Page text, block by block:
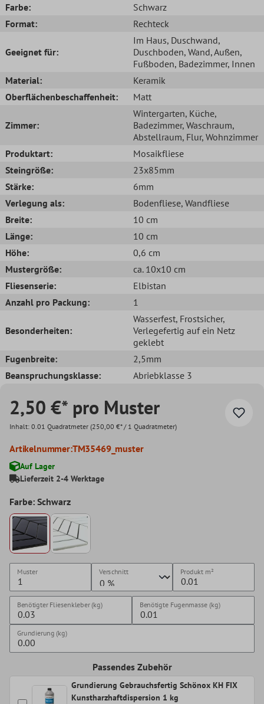
Farbe:
Schwarz
Format:
Rechteck
Geeignet für:
Im Haus, Duschwand,
Duschboden, Wand, Außen,
Fußboden, Badezimmer, Innen
Material:
Keramik
Oberflächenbeschaffenheit:
Matt
Zimmer:
Wintergarten, Küche,
Badezimmer, Waschraum,
Abstellraum, Flur, Wohnzimmer
Produktart:
Mosaikfliese
Steingröße:
23x85mm
Stärke:
6mm
Verlegung als:
Bodenfliese, Wandfliese
Breite:
10 cm
Länge:
10 cm
Höhe:
0,6 cm
Mustergröße:
ca. 10x10 cm
Fliesenserie:
Elbistan
Anzahl pro Packung:
1
Besonderheiten:
Wasserfest, Frostsicher,
Verlegefertig auf ein Netz
geklebt
Fugenbreite:
2,5mm
Beanspruchungsklasse:
Abriebklasse 3
2,50 €* pro Muster
Inhalt: 0.01 Quadratmeter (250,00 €* / 1 Quadratmeter)
Artikelnummer:TM35469_muster
Auf Lager
Lieferzeit 2-4 Werktage
Farbe: Schwarz
Muster Verschnitt Produkt m²
Benötigter Fliesenkleber (kg) Benötigte Fugenmasse (kg)
Grundierung (kg)
Passendes Zubehör
Grundierung Gebrauchsfertig Schönox KH FIX
Kunstharzhaftdispersion 1 kg